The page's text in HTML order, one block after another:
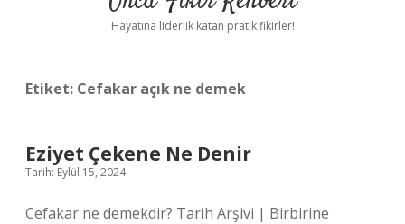
Yasal Uyarı
Hayatına liderlik katan pratik fikirler!
Etiket: Cefakar açık ne demek
Eziyet Çekene Ne Denir
Tarih: Eylül 15, 2024
Cefakar ne demekdir? Tarih Arşivi | Birbirine